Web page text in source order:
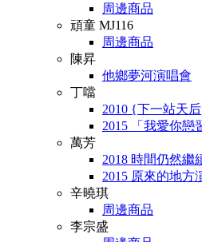
周邊商品
頑童 MJ116
周邊商品
陳昇
他鄉夢河演唱會
丁噹
2010 {下一站天
2015 「我愛你戀
萬芳
2018 時間仍然繼
2015 原來的地方
辛曉琪
周邊商品
李宗盛